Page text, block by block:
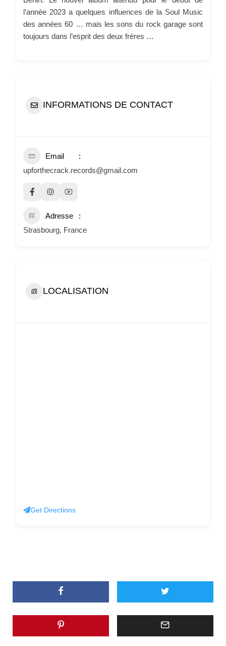
l’année 2023 a quelques influences de la Soul Music
des années 60 … mais les sons du rock garage sont
toujours dans l’esprit des deux frères …
INFORMATIONS DE CONTACT
Email
upforthecrack.records@gmail.com
Adresse
Strasbourg, France
LOCALISATION
Get Directions